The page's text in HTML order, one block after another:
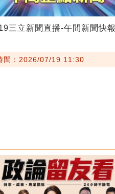
三立新聞直播-午間新聞快報
間：2026/07/19 11:30